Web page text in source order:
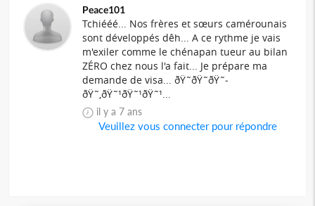
Peace101
Tchiééé... Nos frères et sœurs camérounais
sont développés dêh... A ce rythme je vais
m'exiler comme le chénapan tueur au bilan
ZÉRO chez nous l'a fait... Je prépare ma
demande de visa... ðŸ˜­ðŸ˜­ðŸ˜­
ðŸ˜‚ðŸ˜¹ðŸ˜¹ðŸ˜¹...
il y a 7 ans
Veuillez vous connecter pour répondre